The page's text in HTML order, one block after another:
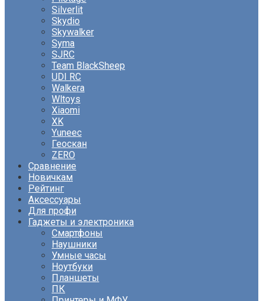
Silverlit
Skydio
Skywalker
Syma
SJRC
Team BlackSheep
UDI RC
Walkera
Wltoys
Xiaomi
XK
Yuneec
Геоскан
ZERO
Сравнение
Новичкам
Рейтинг
Аксессуары
Для профи
Гаджеты и электроника
Смартфоны
Наушники
Умные часы
Ноутбуки
Планшеты
ПК